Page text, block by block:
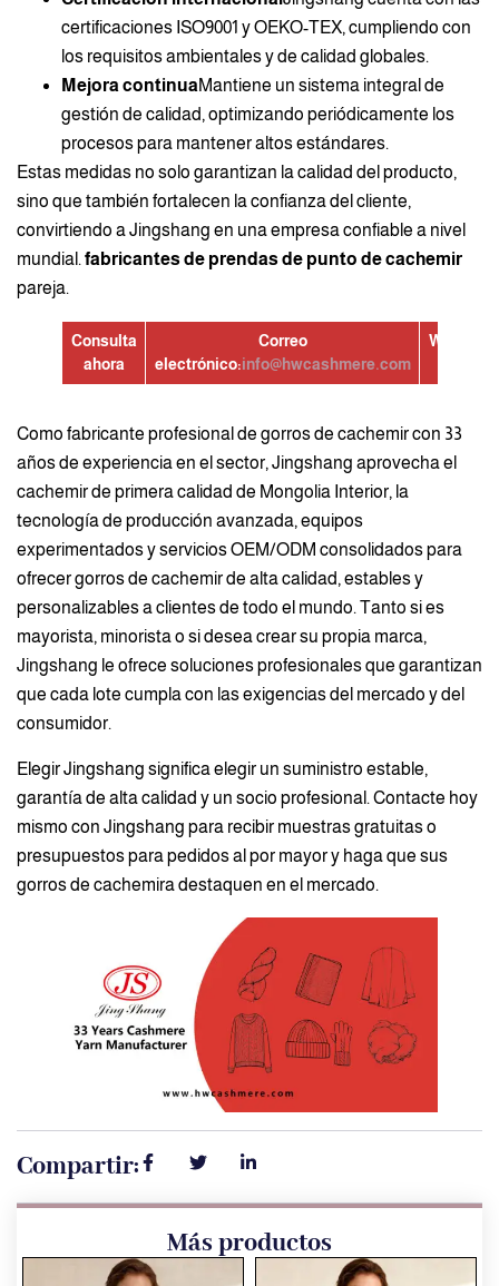
certificaciones ISO9001 y OEKO-TEX, cumpliendo con
los requisitos ambientales y de calidad globales.
Mejora continuaMantiene un sistema integral de
gestión de calidad, optimizando periódicamente los
procesos para mantener altos estándares.
Estas medidas no solo garantizan la calidad del producto,
sino que también fortalecen la confianza del cliente,
convirtiendo a Jingshang en una empresa confiable a nivel
mundial. fabricantes de prendas de punto de cachemir
pareja.
Consulta
ahora
Correo
electrónico:info@hwcashmere.com
Como fabricante profesional de gorros de cachemir con 33
años de experiencia en el sector, Jingshang aprovecha el
cachemir de primera calidad de Mongolia Interior, la
tecnología de producción avanzada, equipos
experimentados y servicios OEM/ODM consolidados para
ofrecer gorros de cachemir de alta calidad, estables y
personalizables a clientes de todo el mundo. Tanto si es
mayorista, minorista o si desea crear su propia marca,
Jingshang le ofrece soluciones profesionales que garantizan
que cada lote cumpla con las exigencias del mercado y del
consumidor.
Elegir Jingshang significa elegir un suministro estable,
garantía de alta calidad y un socio profesional. Contacte hoy
mismo con Jingshang para recibir muestras gratuitas o
presupuestos para pedidos al por mayor y haga que sus
gorros de cachemira destaquen en el mercado.
Compartir:
Más productos